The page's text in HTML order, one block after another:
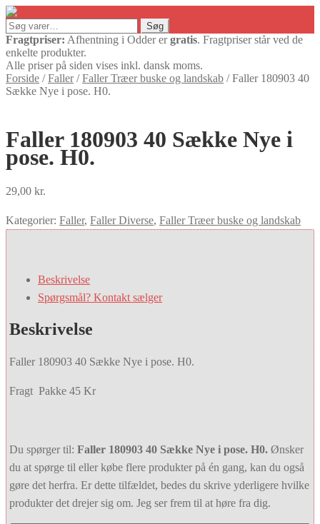
Søg
efter:
Søg
Fragtpriser: Afhentning i Odder ergratis. Fragtpriser står ved de
enkelte produkter.
Alle priser på siden vises inkl. dansk moms.
Forside /Faller/Faller Træer buske og landskab /Faller 180903 40
Sække Nye i pose. H0.
Faller 180903 40 Sække Nye i
pose. H0.
29,00 kr.
Kategorier: Faller, Faller Diverse, Faller Træer buske og landskab
Beskrivelse
Spørgsmål? Kontakt sælger
Beskrivelse
Faller 180903 40 Sække Nye i pose. H0.
Fragt Pakke 45 Kr
Du spørger til: Faller 180903 40 Sække Nye i pose. H0. Ønsker
du at spørge til eller købe flere produkter på én gang, kan du også
gøre det herfra. Er dette tilfældet, bedes du skrive yderligere hvilke
produkter det drejer sig om. Jeg ser frem til at høre fra dig.